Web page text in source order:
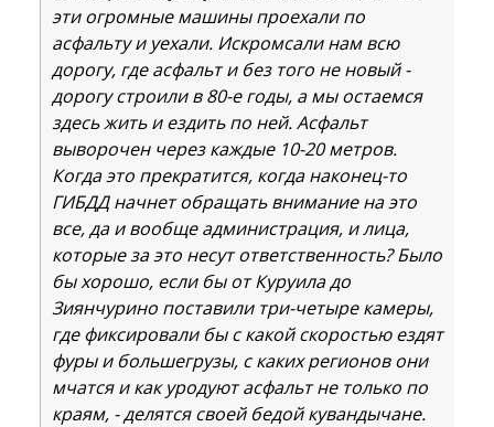
эти огромные машины проехали по
асфальту и уехали. Искромсали нам всю
дорогу, где асфальт и без того не новый -
дорогу строили в 80-е годы, а мы остаемся
здесь жить и ездить по ней. Асфальт
выворочен через каждые 10-20 метров.
Когда это прекратится, когда наконец-то
ГИБДД начнет обращать внимание на это
все, да и вообще администрация, и лица,
которые за это несут ответственность? Было
бы хорошо, если бы от Куруила до
Зиянчурино поставили три-четыре камеры,
где фиксировали бы с какой скоростью ездят
фуры и большегрузы, с каких регионов они
мчатся и как уродуют асфальт не только по
краям, - делятся своей бедой кувандычане.